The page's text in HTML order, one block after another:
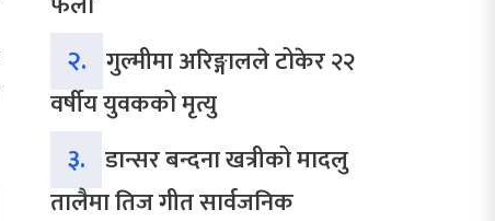
२. गुल्मीमा अरिङ्गालले टोकेर २२
वर्षीय युवकको मृत्यु
३. डान्सर बन्दना खत्रीको मादलु
तालैमा तिज गीत सार्वजनिक